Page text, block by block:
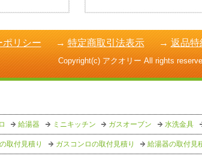
→ 返品特
→ 特定商取引法表示
ポリシー
Copyright(c) アクオリー All rights
給湯器 ミニキッチン ガスオーブン 水洗金具
取付見積り ガスコンロの取付見積り 給湯器の取付見